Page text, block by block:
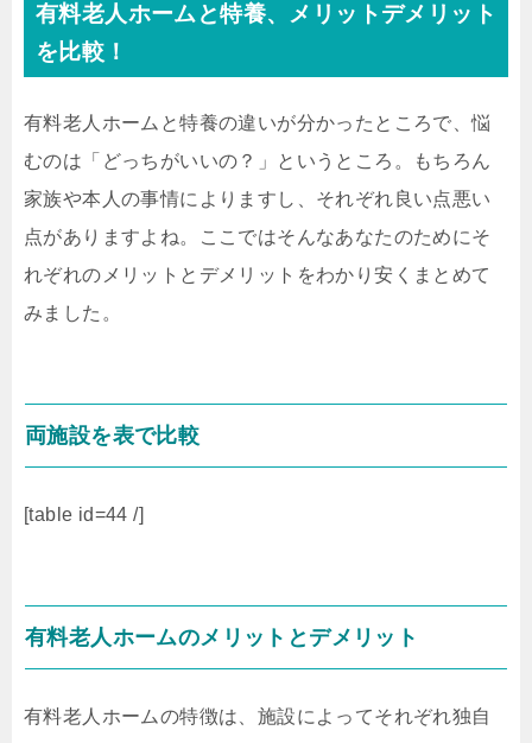
有料老人ホームと特養、メリットデメリット
を比較！
有料老人ホームと特養の違いが分かったところで、悩
むのは「どっちがいいの？」というところ。もちろん
家族や本人の事情によりますし、それぞれ良い点悪い
点がありますよね。ここではそんなあなたのためにそ
れぞれのメリットとデメリットをわかり安くまとめて
みました。
両施設を表で比較
[table id=44 /]
有料老人ホームのメリットとデメリット
有料老人ホームの特徴は、施設によってそれぞれ独自